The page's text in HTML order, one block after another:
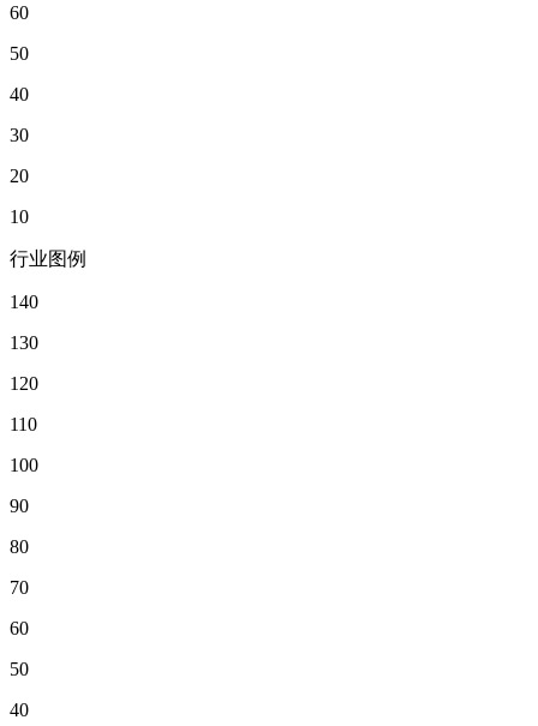
60
50
40
30
20
10
行业图例
140
130
120
110
100
90
80
70
60
50
40